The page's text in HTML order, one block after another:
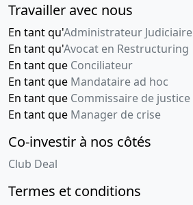
Travailler avec nous
En tant qu'Administrateur Judiciaire
En tant qu'Avocat en Restructuring
En tant que Conciliateur
En tant que Mandataire ad hoc
En tant que Commissaire de justice
En tant que Manager de crise
Co-investir à nos côtés
Club Deal
Termes et conditions